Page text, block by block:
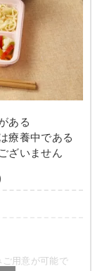
セットでの栄養
ある
療養中である
ざいません
ご用意が可能で